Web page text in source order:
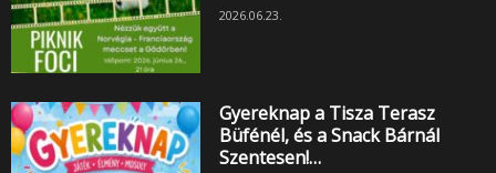
2026.06.23.
Gyereknap a Tisza Terasz
Büfénél, és a Snack Bárnál
Szentesen!…